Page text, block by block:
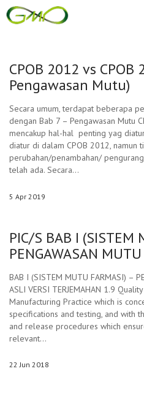
CPOB 2012 vs CPOB
Pengawasan Mutu)
Secara umum, terdapat beberapa
dengan Bab 7 – Pengawasan Mutu
mencakup hal-hal penting yag
diatur di dalam CPOB 2012, namun
perubahan/penambahan/
telah ada. Secara…
5 Apr 2019
PIC/S BAB I (SISTEM
PENGAWASAN MUTU
BAB I (SISTEM MUTU FARMASI) –
ASLI VERSI TERJEMAHAN 1.9
Manufacturing Practice which is
specifications and testing, and with
and release procedures which
relevant…
22 Jun 2018